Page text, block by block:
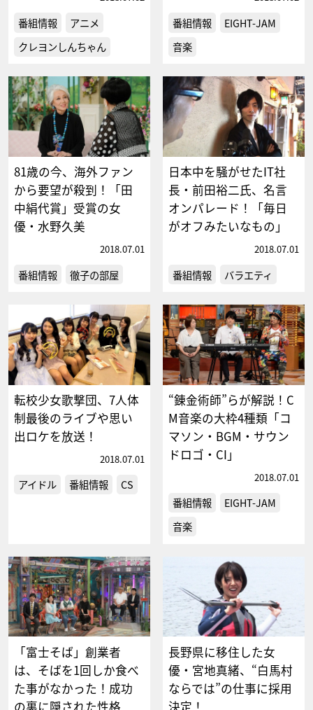
番組情報
アニメ
クレヨンしんちゃん
番組情報
EIGHT-JAM
音楽
81歳の今、海外ファン
から要望が殺到！「田
中絹代賞」受賞の女
優・水野久美
2018.07.01
番組情報 徹子の部屋
日本中を騒がせたIT社
長・前田裕二氏、名言
オンパレード！「毎日
がオフみたいなもの」
2018.07.01
番組情報 バラエティ
転校少女歌撃団、7人体
制最後のライブや思い
出ロケを放送！
2018.07.01
アイドル 番組情報 CS
“錬金術師”らが解説！C
M音楽の大枠4種類「コ
マソン・BGM・サウン
ドロゴ・CI」
2018.07.01
番組情報
EIGHT-JAM
音楽
「富士そば」創業者
は、そばを1回しか食べ
た事がなかった！成功
の裏に隠された性格
長野県に移住した女
優・宮地真緒、“白馬村
ならでは”の仕事に採用
決定！